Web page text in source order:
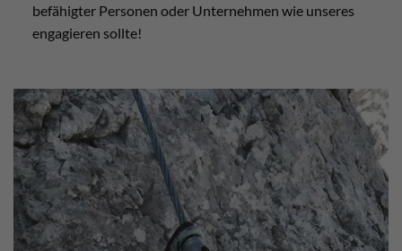
befähigter Personen oder Unternehmen wie unseres
engagieren sollte!